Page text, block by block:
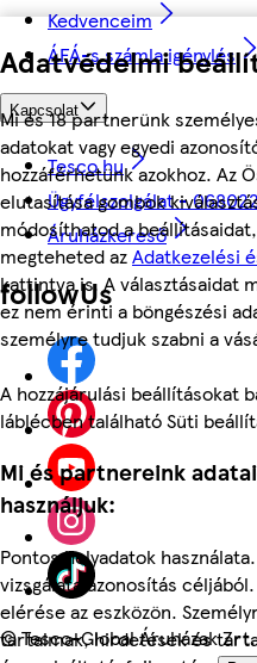
Adatvédelmi
Mi és 18 partnerünk
adatokat vagy egyedi
hozzáférhetünk azokhoz. Az
elutasítása gombok
módosíthatod a
megteheted azAdatkezelési
kattintva is. A választásaidat
ez nem érinti a böngészési
személyre tudjuk szabni a
A hozzájárulási beállításokat
láblécben található Süti
Mi és partnereink
használjuk:
Pontos helyadatok
vizsgálata azonosítás
elérése az eszközön.
tartalmak, hirdetések és
Kedvenceim
ÁFÁ-s számla igénylés
Kapcsolat
Tesco.hu
Ügyfélszolgálat -
Áruházkereső
followUs
©Tesco-Global Áruházak